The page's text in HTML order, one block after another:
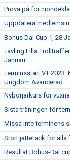
Prova på för
Uppdatera
Bohus Dal Cup 1, 28
Tävling Lilla
Januari
Terminsstart VT
Ungdom Avancerad
Nybörjarkurs för
Sista träningen för
Missa inte terminens
Stort jättetack för alla
Resultat Bohus-Dal